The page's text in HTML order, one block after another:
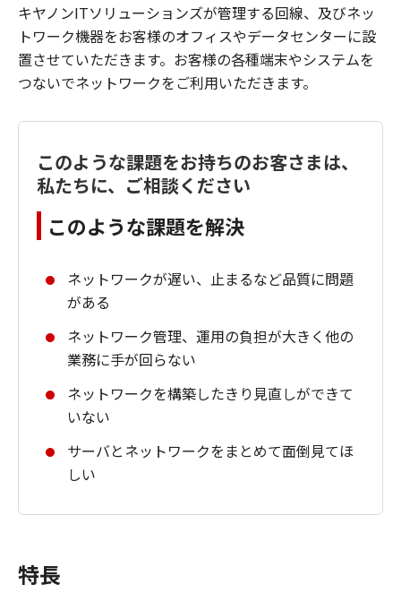
キヤノンITソリューションズが管理する回線、及びネッ
トワーク機器をお客様のオフィスやデータセンターに設
置させていただきます。お客様の各種端末やシステムを
つないでネットワークをご利用いただきます。
このような課題をお持ちのお客さまは、
私たちに、ご相談ください
このような課題を解決
ネットワークが遅い、止まるなど品質に問題
がある
ネットワーク管理、運用の負担が大きく他の
業務に手が回らない
ネットワークを構築したきり見直しができて
いない
サーバとネットワークをまとめて面倒見てほ
しい
特長